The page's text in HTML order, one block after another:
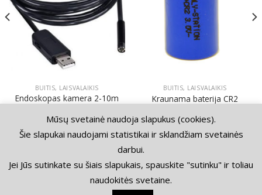
BUITIS, LAISVALAIKIS
Endoskopas kamera 2-10m
20.00€ – 70.00€Price
range:
20.00€
through
70.00€
BUITIS, LAISVALAIKIS
Kraunama baterija CR2
price
was:
30.00€.25.00€.
KONTAKTAI APMOKĖJIMAS IR PRISTATYMAS
PIRKIMO TAISYKLĖS
PRIVATUMO POLITIKA
GRĄŽINIMAS
Copyright 2026 © Visos teisės saugomos. Puslapio turinį
Mūsų svetainė naudoja slapukus (cookies).
Šie slapukai naudojami statistikai ir sklandžiam svetainės
darbui.
Jei Jūs sutinkate su šiais slapukais, spauskite "sutinku" ir toliau
naudokitės svetaine.